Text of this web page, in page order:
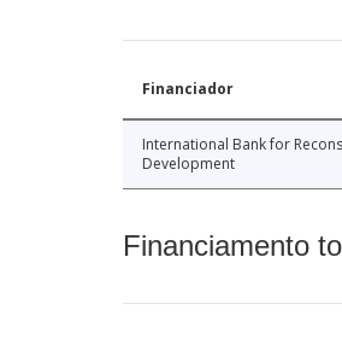
Financiador
International Bank for
Development
Financiamento